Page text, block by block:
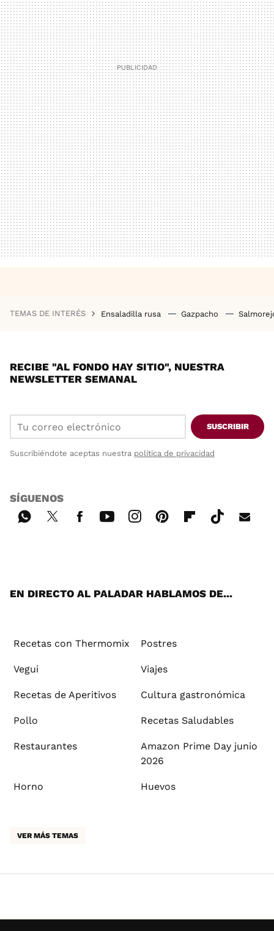
TEMAS DE INTERÉS Ensaladilla rusa Gazpacho
RECIBE "AL FONDO HAY SITIO", NUESTRA
NEWSLETTER SEMANAL
SUSCRIBIR
Suscribiéndote aceptas nuestra política de privacidad
SÍGUENOS
EN DIRECTO AL PALADAR HABLAMOS DE...
Recetas con Thermomix Postres
Vegui Viajes
Recetas de Aperitivos Cultura gastronómica
Pollo Recetas Saludables
Restaurantes
Amazon Prime Day junio
2026
Horno Huevos
VER MÁS TEMAS